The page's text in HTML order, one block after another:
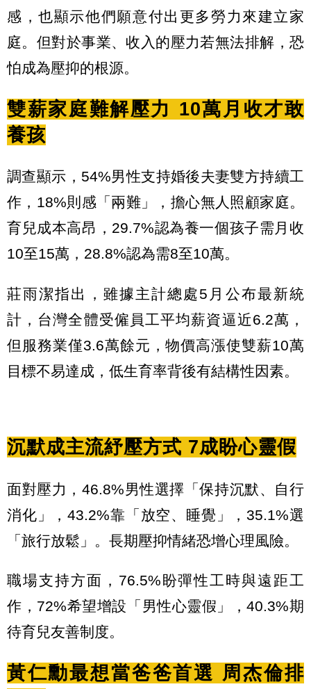
感，也顯示他們願意付出更多勞力來建立家
庭。但對於事業、收入的壓力若無法排解，恐
怕成為壓抑的根源。
雙薪家庭難解壓力 10萬月收才敢
養孩
調查顯示，54%男性支持婚後夫妻雙方持續工
作，18%則感「兩難」，擔心無人照顧家庭。
育兒成本高昂，29.7%認為養一個孩子需月收
10至15萬，28.8%認為需8至10萬。
莊雨潔指出，雖據主計總處5月公布最新統
計，台灣全體受僱員工平均薪資逼近6.2萬，
但服務業僅3.6萬餘元，物價高漲使雙薪10萬
目標不易達成，低生育率背後有結構性因素。
沉默成主流紓壓方式 7成盼心靈假
面對壓力，46.8%男性選擇「保持沉默、自行
消化」，43.2%靠「放空、睡覺」，35.1%選
「旅行放鬆」。長期壓抑情緒恐增心理風險。
職場支持方面，76.5%盼彈性工時與遠距工
作，72%希望增設「男性心靈假」，40.3%期
待育兒友善制度。
黃仁勳最想當爸爸首選 周杰倫排